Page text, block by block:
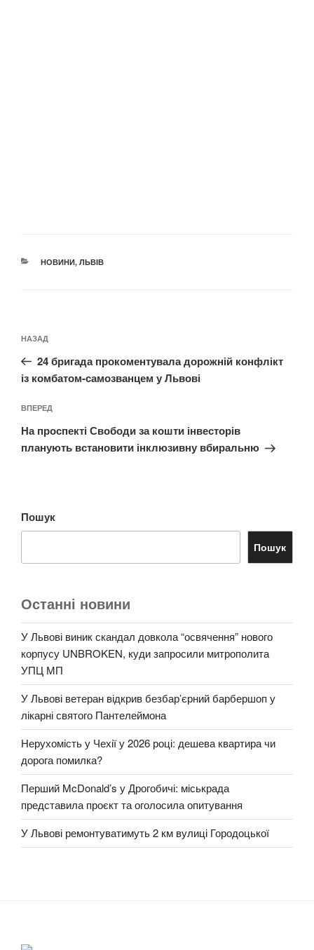
КАТЕГОРІЇ
НОВИНИ, ЛЬВІВ
записів
Попередній
запис:
НАЗАД
24 бригада прокоментувала дорожній конфлікт
із комбатом-самозванцем у Львові
Наступний
запис
ВПЕРЕД
На проспекті Свободи за кошти інвесторів
планують встановити інклюзивну вбиральню
Пошук
Пошук
Останні новини
У Львові виник скандал довкола “освячення” нового
корпусу UNBROKEN, куди запросили митрополита
УПЦ МП
У Львові ветеран відкрив безбар’єрний барбершоп у
лікарні святого Пантелеймона
Нерухомість у Чехії у 2026 році: дешева квартира чи
дорога помилка?
Перший McDonald’s у Дрогобичі: міськрада
представила проєкт та оголосила опитування
У Львові ремонтуватимуть 2 км вулиці Городоцької